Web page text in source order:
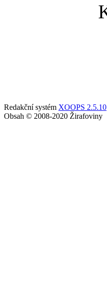
Redakční systém XOOPS 2.5.10
Obsah © 2008-2020 Žirafoviny